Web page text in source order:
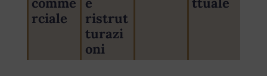
rciale
ristrut
turazi
oni